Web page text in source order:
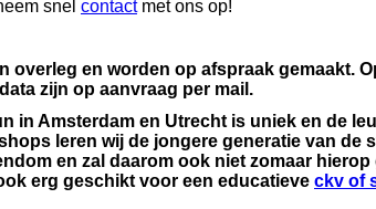
snel contactmet ons op!
overleg en worden op afspraak gemaakt.
zijn op aanvraag per mail.
in Amsterdam en Utrecht is uniek en de
leren wij de jongere generatie van de
en zal daarom ook niet zomaar
erg geschikt voor een educatieve ckv of